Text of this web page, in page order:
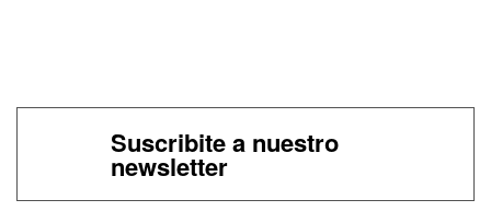
Suscribite a nuestro
newsletter